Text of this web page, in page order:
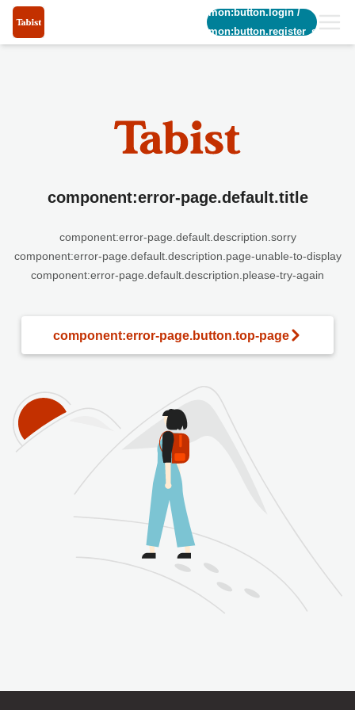
common:button.login/
common:button.register_short
component:error-page.default.title
component:error-page.default.description.sorry
component:error-page.default.description.page-unable-to-display
component:error-page.default.description.please-try-again
component:error-page.button.top-page